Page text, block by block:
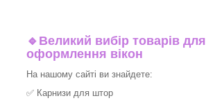
🔹 Великий вибір товарів для
оформлення вікон
На нашому сайті ви знайдете:
✅ Карнизи для штор